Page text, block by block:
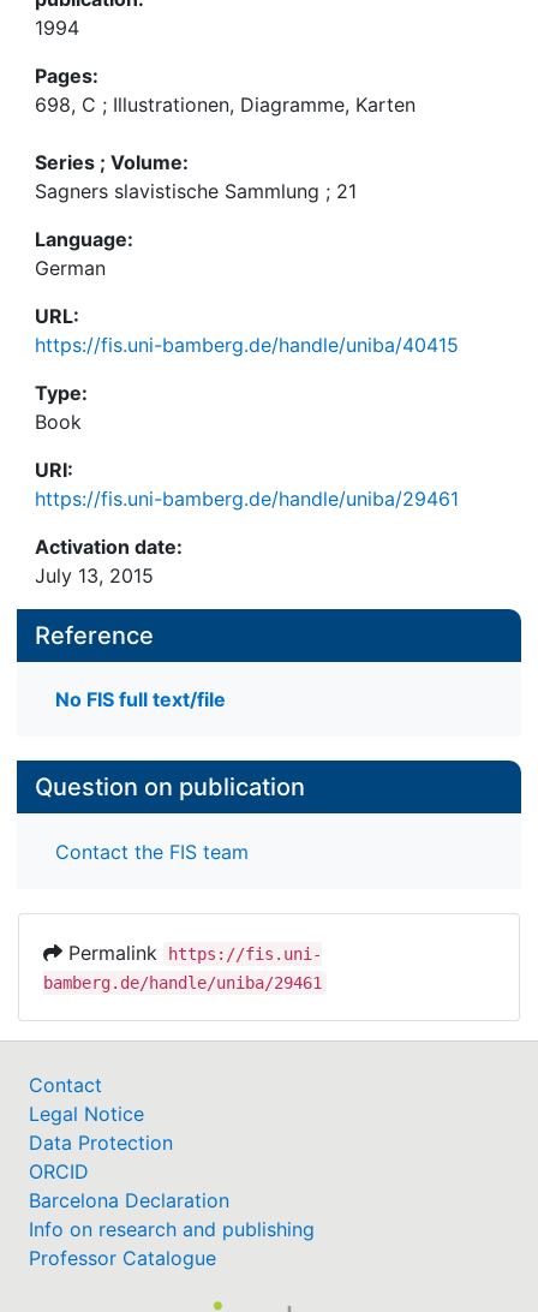
1994
Pages:
698, C ; Illustrationen, Diagramme, Karten
Series ; Volume:
Sagners slavistische Sammlung ; 21
Language:
German
URL:
https://fis.uni-bamberg.de/handle/uniba/40415
Type:
Book
URI:
https://fis.uni-bamberg.de/handle/uniba/29461
Activation date:
July 13, 2015
Reference
No FIS full text/file
Question on publication
Contact the FIS team
Permalink
https://fis.uni-
bamberg.de/handle/uniba/29461
Contact
Legal Notice
Data Protection
ORCID
Barcelona Declaration
Info on research and publishing
Professor Catalogue